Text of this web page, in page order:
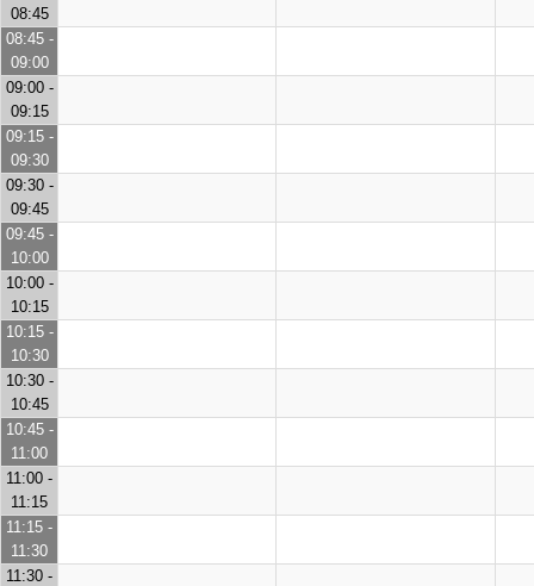
08:45
08:45 -
09:00
09:00 -
09:15
09:15 -
09:30
09:30 -
09:45
09:45 -
10:00
10:00 -
10:15
10:15 -
10:30
10:30 -
10:45
10:45 -
11:00
11:00 -
11:15
11:15 -
11:30
11:30 -